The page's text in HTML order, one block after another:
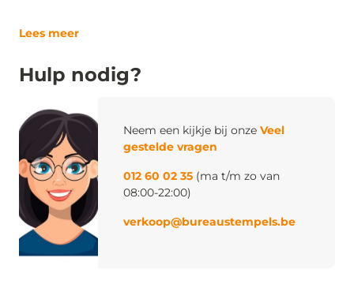
Lees meer
Hulp nodig?
Neem een kijkje bij onze Veel
gestelde vragen
012 60 02 35 (ma t/m zo van
08:00-22:00)
verkoop@bureaustempels.be